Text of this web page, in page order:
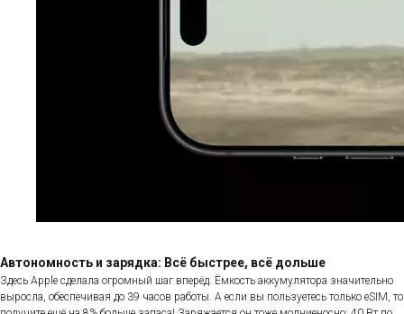
Автономность и зарядка: Всё быстрее, всё дольше
Здесь Apple сделала огромный шаг вперёд. Ёмкость аккумулятора значительно
выросла, обеспечивая до 39 часов работы. А если вы пользуетесь только eSIM, то